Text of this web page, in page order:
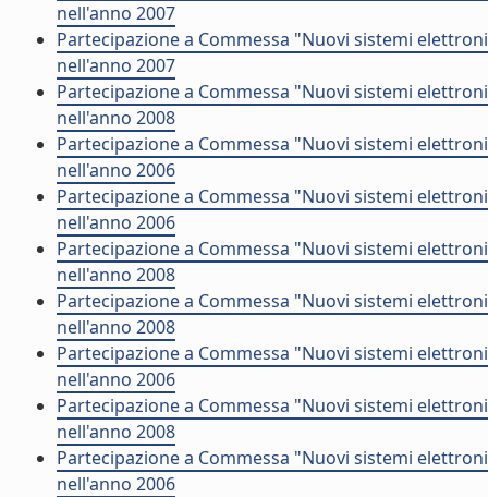
nell'anno 2007
Partecipazione a Commessa "Nuovi sistemi
nell'anno 2007
Partecipazione a Commessa "Nuovi sistemi
nell'anno 2008
Partecipazione a Commessa "Nuovi sistemi
nell'anno 2006
Partecipazione a Commessa "Nuovi sistemi
nell'anno 2006
Partecipazione a Commessa "Nuovi sistemi
nell'anno 2008
Partecipazione a Commessa "Nuovi sistemi
nell'anno 2008
Partecipazione a Commessa "Nuovi sistemi
nell'anno 2006
Partecipazione a Commessa "Nuovi sistemi
nell'anno 2008
Partecipazione a Commessa "Nuovi sistemi
nell'anno 2006